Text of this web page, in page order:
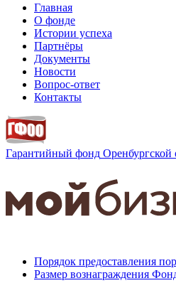
Главная
О фонде
Истории успеха
Партнёры
Документы
Новости
Вопрос-ответ
Контакты
Гарантийный фонд Оренбургской
Порядок предоставления
Размер вознаграждения